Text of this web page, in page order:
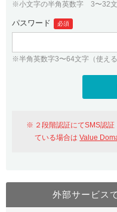
人気ドメインの種類
WHOIS検索
ドメイン・ホスティングOEM
従来のバリュー
Value
おすすめ One レンタル
Value
※小文字の半角英数字 3〜32
パスワード 必須
※半角英数字3〜64文字（使える
２段階認証にてSMS認
ている場合はValue
外部サービス